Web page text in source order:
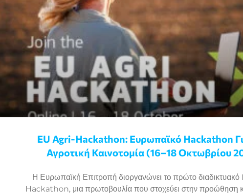
EU Agri-Hackathon: Eυρωπαϊκό Ηackathon
Αγροτική Καινοτομία (16–18 Οκτωβρίου
Η Ευρωπαϊκή Επιτροπή διοργανώνει το πρώτο
Hackathon, μια πρωτοβουλία που στοχεύει στην προώθηση